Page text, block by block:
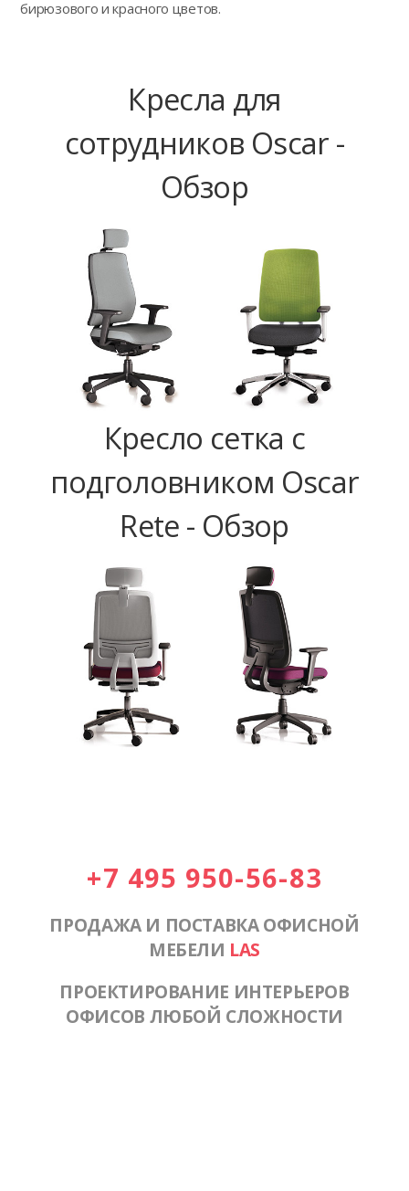
бирюзового и красного цветов.
Кресла для
сотрудников Oscar -
Обзор
Кресло сетка с
подголовником Oscar
Rete - Обзор
+7 495 950-56-83
ПРОДАЖА И ПОСТАВКА ОФИСНОЙ
МЕБЕЛИ LAS
ПРОЕКТИРОВАНИЕ ИНТЕРЬЕРОВ
ОФИСОВ ЛЮБОЙ СЛОЖНОСТИ